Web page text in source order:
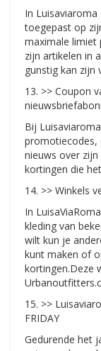
In
toegepast op
maximale limiet
zijn artikelen in
gunstig kan zijn
13. >> Coupon
Bij
promotiecodes,
nieuws over
kortingen die
14. >> Winkels
In
kleding van
wilt kun je
kunt maken of
kortingen.Deze
15. >>
FRIDAY
Gedurende het